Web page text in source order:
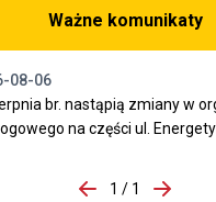
Ważne komunikaty
08-06
br. nastąpią zmiany w
na części ul.
1 / 1